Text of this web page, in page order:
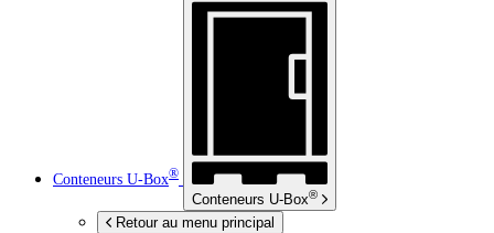
Conteneurs U-Box®
Conteneurs U-Box®
Retour au menu principal